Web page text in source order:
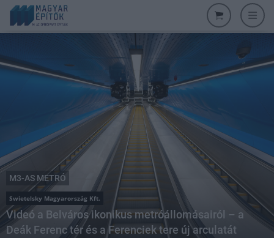
M3-AS METRÓ
Swietelsky Magyarország Kft.
Videó a Belváros ikonikus metróállomásairól – a
Deák Ferenc tér és a Ferenciek tere új arculatát